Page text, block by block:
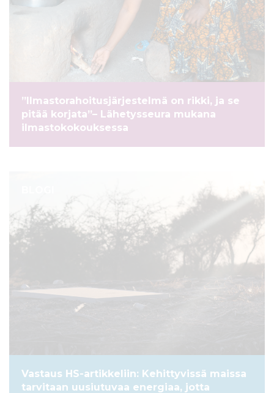
”Ilmastorahoitusjärjestelmä on rikki, ja se
pitää korjata”– Lähetysseura mukana
ilmastokokouksessa
Vastaus HS-artikkeliin: Kehittyvissä maissa
tarvitaan uusiutuvaa energiaa, jotta